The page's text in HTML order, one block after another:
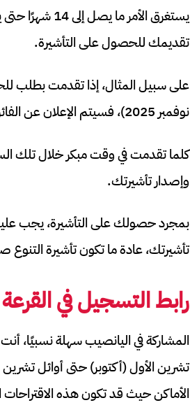
يستغرق
تقديمك للحصول على التأشيرة.
نوفمبر 2025)، فسيتم الإعلان عن الفائزين في وقت ما في مايو 2026.
كلما تقدمت في وقت مبكر خلال تلك
وإصدار تأشيرتك.
بمجرد حصولك على التأشيرة، يجب
تأشيرتك، عادة ما تكون تأشيرة التنوع صالحة لمدة تصل
رابط التسجيل في
المشاركة في اليانصيب سهلة نسبيًا،
تشرين الأول (أكتوبر) حتى أوائل
الأماكن حيث قد تكون هذه الاقتراحات